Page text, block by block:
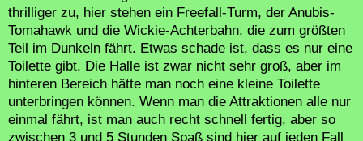
thrilliger zu, hier stehen ein Freefall-Turm, der Anubis-
Tomahawk und die Wickie-Achterbahn, die zum größten
Teil im Dunkeln fährt. Etwas schade ist, dass es nur eine
Toilette gibt. Die Halle ist zwar nicht sehr groß, aber im
hinteren Bereich hätte man noch eine kleine Toilette
unterbringen können. Wenn man die Attraktionen alle nur
einmal fährt, ist man auch recht schnell fertig, aber so
zwischen 3 und 5 Stunden Spaß sind hier auf jeden Fall